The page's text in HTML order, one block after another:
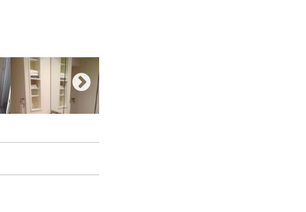
会員登録
ログイン